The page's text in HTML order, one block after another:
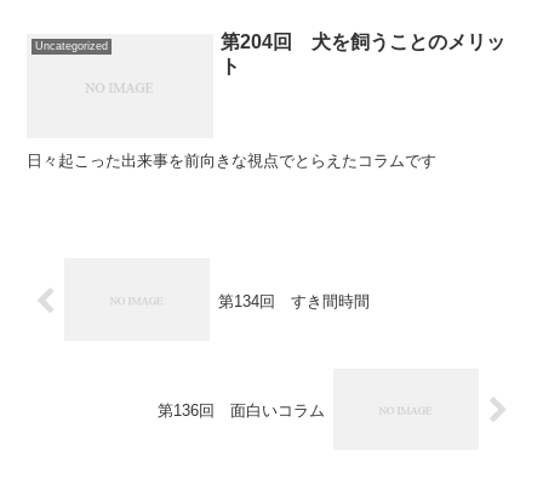
Uncategorized
第204回 犬を飼うことのメリッ
ト
日々起こった出来事を前向きな視点でとらえたコラムです
第134回 すき間時間
第136回 面白いコラム